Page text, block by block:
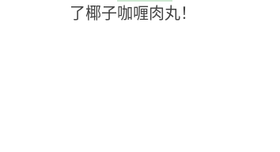
了椰子咖喱肉丸！